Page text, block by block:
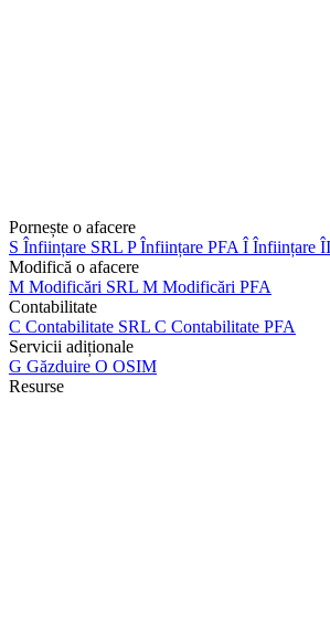
Pornește o afacere
S Înființare SRL PÎnființare PFA Î Înființare ÎI
Modifică o afacere
M Modificări SRL M Modificări PFA
Contabilitate
C Contabilitate SRL C Contabilitate PFA
Servicii adiționale
G Găzduire O OSIM
Resurse